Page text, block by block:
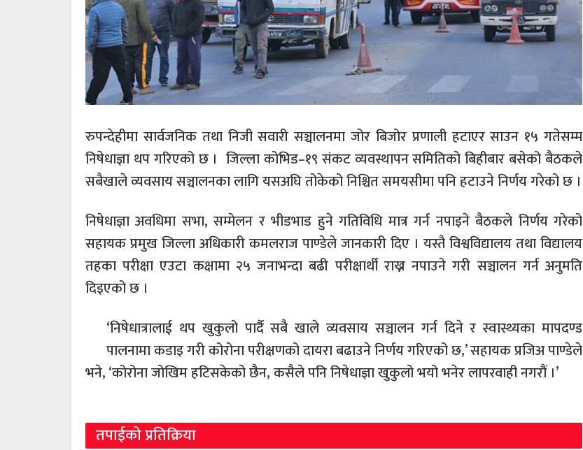
रुपन्देहीमा सार्वजनिक तथा निजी सवारी सञ्चालनमा जोर बिजोर प्रणाली हटाएर साउन १५ गतेसम्म
निषेधाज्ञा थप गरिएको छ । जिल्ला कोभिड–१९ संकट व्यवस्थापन समितिको बिहीबार बसेको बैठकले
सबैखाले व्यवसाय सञ्चालनका लागि यसअघि तोकेको निश्चित समयसीमा पनि हटाउने निर्णय गरेको छ ।
निषेधाज्ञा अवधिमा सभा, सम्मेलन र भीडभाड हुने गतिविधि मात्र गर्न नपाइने बैठकले निर्णय गरेको
सहायक प्रमुख जिल्ला अधिकारी कमलराज पाण्डेले जानकारी दिए । यस्तै विश्वविद्यालय तथा विद्यालय
तहका परीक्षा एउटा कक्षामा २५ जनाभन्दा बढी परीक्षार्थी राख्न नपाउने गरी सञ्चालन गर्न अनुमति
दिइएको छ ।
‘निषेधात्रालाई थप खुकुलो पार्दै सबै खाले व्यवसाय सञ्चालन गर्न दिने र स्वास्थ्यका मापदण्ड
पालनामा कडाइ गरी कोरोना परीक्षणको दायरा बढाउने निर्णय गरिएको छ,’ सहायक प्रजिअ पाण्डेले
भने, ‘कोरोना जोखिम हटिसकेको छैन, कसैले पनि निषेधाज्ञा खुकुलो भयो भनेर लापरवाही नगरौं ।’
तपाईको प्रतिक्रिया